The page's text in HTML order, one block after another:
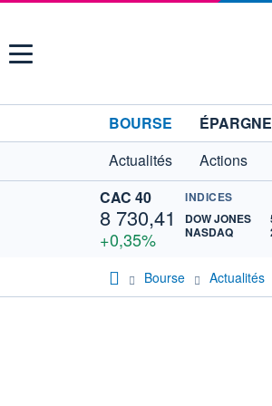
Menu
BOURSE ÉPARGNE
Actualités
Actions
CAC 40
8 730,41
+0,35%
INDICES
DOW JONES
NASDAQ
Bourse Actualités